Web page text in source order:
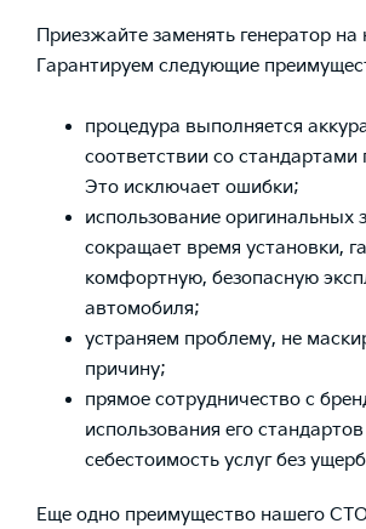
Приезжайте заменять генератор на
Гарантируем следующие
процедура выполняется
соответствии со стандартами
Это исключает ошибки;
использование оригинальных
сокращает время установки,
комфортную, безопасную
автомобиля;
устраняем проблему, не
причину;
прямое сотрудничество с
использования его
себестоимость услуг без
Еще одно преимущество нашего